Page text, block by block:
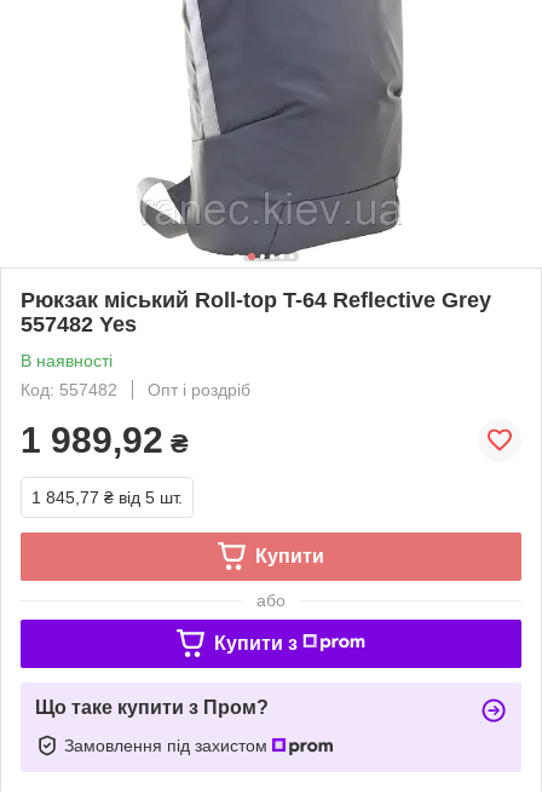
Рюкзак міський Roll-top T-64 Reflective Grey
557482 Yes
В наявності
Код: 557482
Опт і роздріб
1 989,92 ₴
1 845,77 ₴ від 5 шт.
Купити
або
Купити з
Що таке купити з Пром?
Замовлення під захистом